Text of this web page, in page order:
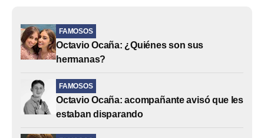
FAMOSOS
Octavio Ocaña: ¿Quiénes son sus
hermanas?
FAMOSOS
Octavio Ocaña: acompañante avisó que les
estaban disparando